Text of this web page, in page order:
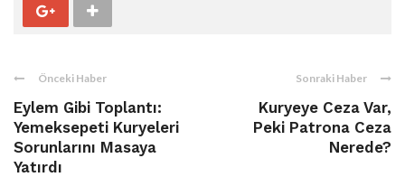
Önceki Haber
Eylem Gibi Toplantı:
Yemeksepeti Kuryeleri
Sorunlarını Masaya
Yatırdı
Sonraki Haber
Kuryeye Ceza Var,
Peki Patrona Ceza
Nerede?